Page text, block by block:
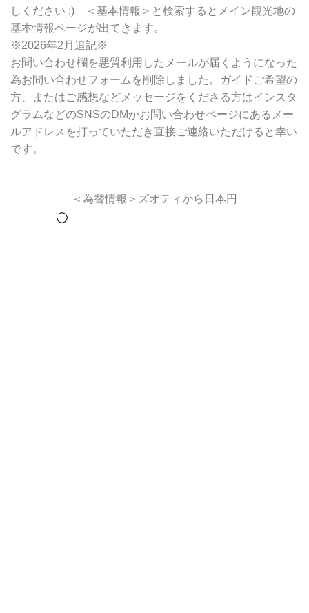
しください :) ＜基本情報＞と検索するとメイン観光地の
基本情報ページが出てきます。
※2026年2月追記※
お問い合わせ欄を悪質利用したメールが届くようになった
為お問い合わせフォームを削除しました。ガイドご希望の
方、またはご感想などメッセージをくださる方はインスタ
グラムなどのSNSのDMかお問い合わせページにあるメー
ルアドレスを打っていただき直接ご連絡いただけると幸い
です。
＜為替情報＞ズオティから日本円